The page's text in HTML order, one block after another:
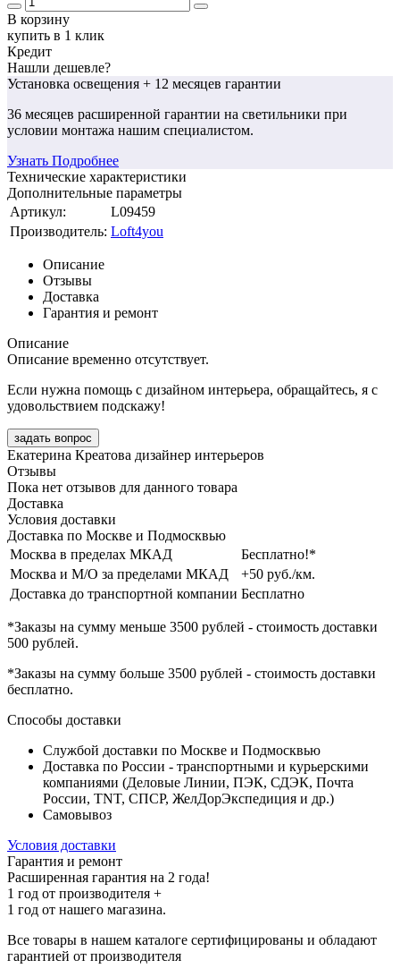
В корзину
купить в 1 клик
Кредит
Нашли дешевле?
Установка освещения + 12 месяцев гарантии
36 месяцев расширенной гарантии на светильники при
условии монтажа нашим специалистом.
Узнать Подробнее
Технические характеристики
Дополнительные параметры
Артикул:
L09459
Производитель: Loft4you
Описание
Отзывы
Доставка
Гарантия и ремонт
Описание
Описание временно отсутствует.
Если нужна помощь с дизайном интерьера, обращайтесь, я с
удовольствием подскажу!
задать вопрос
Екатерина Креатова дизайнер интерьеров
Отзывы
Пока нет отзывов для данного товара
Доставка
Условия доставки
Доставка по Москве и Подмосквью
Москва в пределах МКАД
Бесплатно!*
Москва и М/О за пределами МКАД
+50 руб./км.
Доставка до транспортной компании Бесплатно
*Заказы на сумму меньше 3500 рублей - стоимость доставки
500 рублей.
*Заказы на сумму больше 3500 рублей - стоимость доставки
бесплатно.
Способы доставки
Службой доставки по Москве и Подмосквью
Доставка по России - транспортными и курьерскими
компаниями (Деловые Линии, ПЭК, СДЭК, Почта
России, TNT, СПСР, ЖелДорЭкспедиция и др.)
Самовывоз
Условия доставки
Гарантия и ремонт
Расширенная гарантия на 2 года!
1 год от производителя +
1 год от нашего магазина.
Все товары в нашем каталоге сертифицированы и обладают
гарантией от производителя